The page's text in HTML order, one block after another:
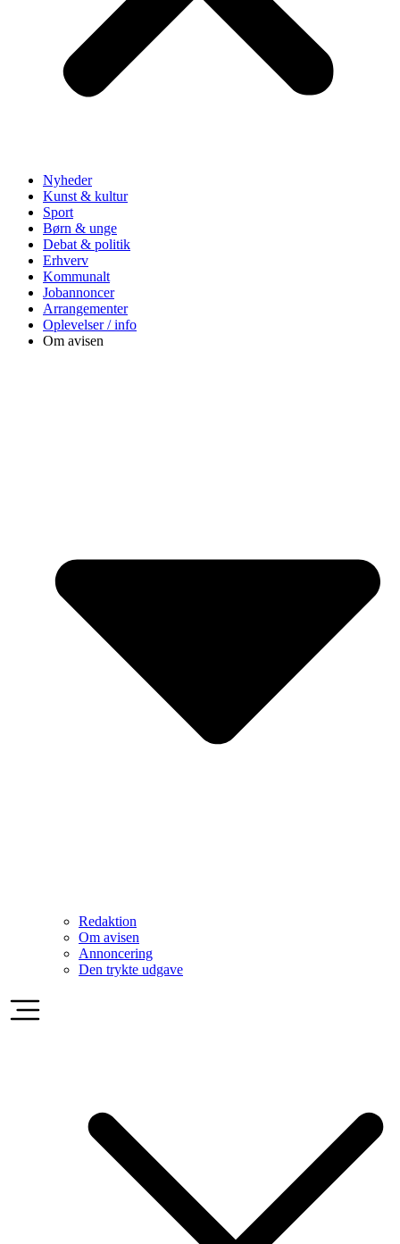
Nyheder
Kunst & kultur
Sport
Børn & unge
Debat & politik
Erhverv
Kommunalt
Jobannoncer
Arrangementer
Oplevelser / info
Om avisen
Redaktion
Om avisen
Annoncering
Den trykte udgave